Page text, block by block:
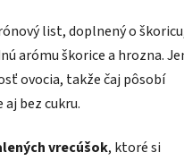
list, doplnený o
arómu škorice a hrozna.
ovocia, takže čaj pôsobí
bez cukru.
vrecúšok, ktoré si